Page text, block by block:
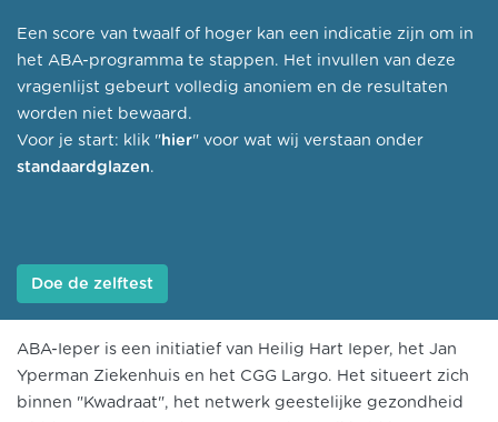
Een score van twaalf of hoger kan een indicatie zijn om in
het ABA-programma te stappen. Het invullen van deze
vragenlijst gebeurt volledig anoniem en de resultaten
worden niet bewaard.
Voor je start: klik "hier" voor wat wij verstaan onder
standaardglazen.
Doe de zelftest
ABA-Ieper is een initiatief van Heilig Hart Ieper, het Jan
Yperman Ziekenhuis en het CGG Largo. Het situeert zich
binnen "Kwadraat", het netwerk geestelijke gezondheid